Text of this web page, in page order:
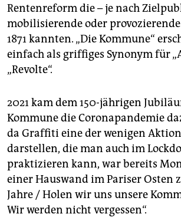
Rentenreform die – je nach
mobilisierende oder
1871 kannten. „Die Kommune“
einfach als griffiges Synonym für
„Revolte“.
2021 kam dem 150-jährigen
Kommune die Coronapandemie
da Graffiti eine der wenigen
darstellen, die man auch im
praktizieren kann, war bereits
einer Hauswand im Pariser Osten
Jahre / Holen wir uns unsere
Wir werden nicht vergessen“.